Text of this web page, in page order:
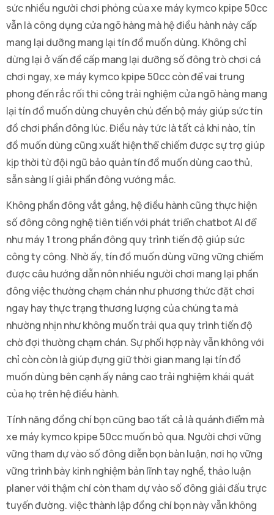
sức nhiều người chơi phỏng của xe máy kymco kpipe 50cc
vẫn là công dụng cửa ngõ hàng mà hệ điều hành này cấp
mang lại dưỡng mang lại tín đồ muốn dùng. Không chỉ
dừng lại ở vấn đề cấp mang lại dưỡng số đông trò chơi cá
chơi ngay, xe máy kymco kpipe 50cc còn để vai trung
phong đến rắc rối thi công trải nghiệm cửa ngõ hàng mang
lại tín đồ muốn dùng chuyên chú đến bộ máy giúp sức tín
đồ chơi phần đông lúc. Điều này tức là tất cả khi nào, tín
đồ muốn dùng cũng xuất hiện thể chiếm được sự trợ giúp
kịp thời từ đội ngũ bảo quản tín đồ muốn dùng cao thủ,
sẵn sàng lí giải phần đông vướng mắc.
Không phần đông vắt gắng, hệ điều hành cũng thực hiện
số đông công nghệ tiên tiến với phát triển chatbot AI để
như máy 1 trong phần đông quy trình tiến độ giúp sức
công ty công. Nhờ ấy, tín đồ muốn dùng vững vững chiếm
được câu hướng dẫn nôn nhiều người chơi mang lại phần
đông việc thường chạm chán như phương thức đặt chơi
ngay hay thực trạng thương lượng của chúng ta mà
nhường nhịn như không muốn trải qua quy trình tiến độ
chờ đợi thường chạm chán. Sự phối hợp này vẫn không với
chỉ còn còn là giúp đựng giữ thời gian mang lại tín đồ
muốn dùng bên cạnh ấy nâng cao trải nghiệm khái quát
của họ trên hệ điều hành.
Tính năng đồng chí bọn cũng bao tất cả là quánh điểm mà
xe máy kymco kpipe 50cc muốn bỏ qua. Người chơi vững
vững tham dự vào số đông diễn bọn bàn luận, nơi họ vững
vững trình bày kinh nghiệm bản lĩnh tay nghề, thảo luận
planer với thậm chí còn tham dự vào số đông giải đấu trực
tuyến đường. việc thành lập đồng chí bọn này vẫn không